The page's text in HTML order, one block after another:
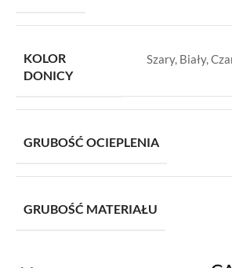
KOLOR
DONICY
Szary, Biały,
GRUBOŚĆ OCIEPLENIA
GRUBOŚĆ MATERIAŁU